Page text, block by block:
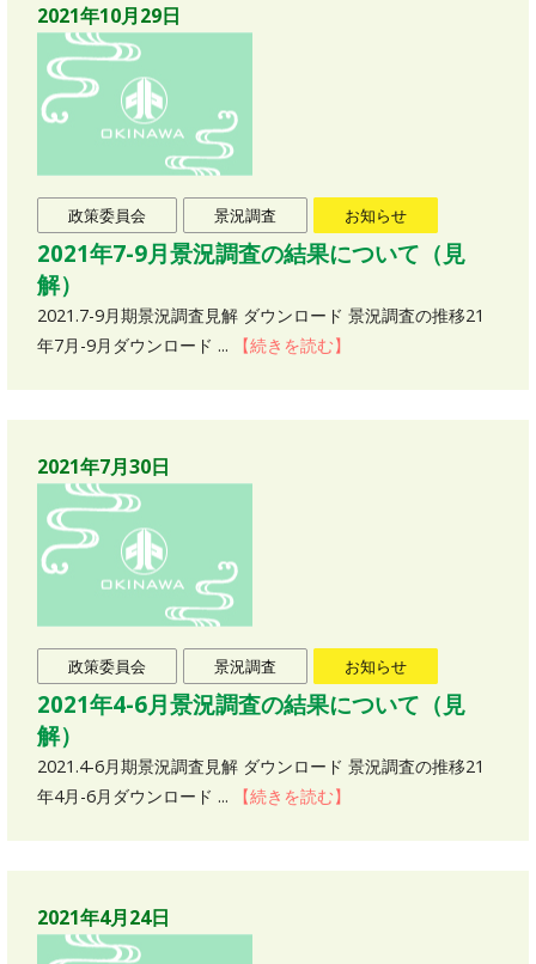
2021年10月29日
政策委員会 景況調査 お知らせ
2021年7-9月景況調査の結果について（見
解）
2021.7-9月期景況調査見解 ダウンロード 景況調査の推移21
年7月-9月ダウンロード ...
【続きを読む】
2021年7月30日
政策委員会 景況調査 お知らせ
2021年4-6月景況調査の結果について（見
解）
2021.4-6月期景況調査見解 ダウンロード 景況調査の推移21
年4月-6月ダウンロード ...
【続きを読む】
2021年4月24日